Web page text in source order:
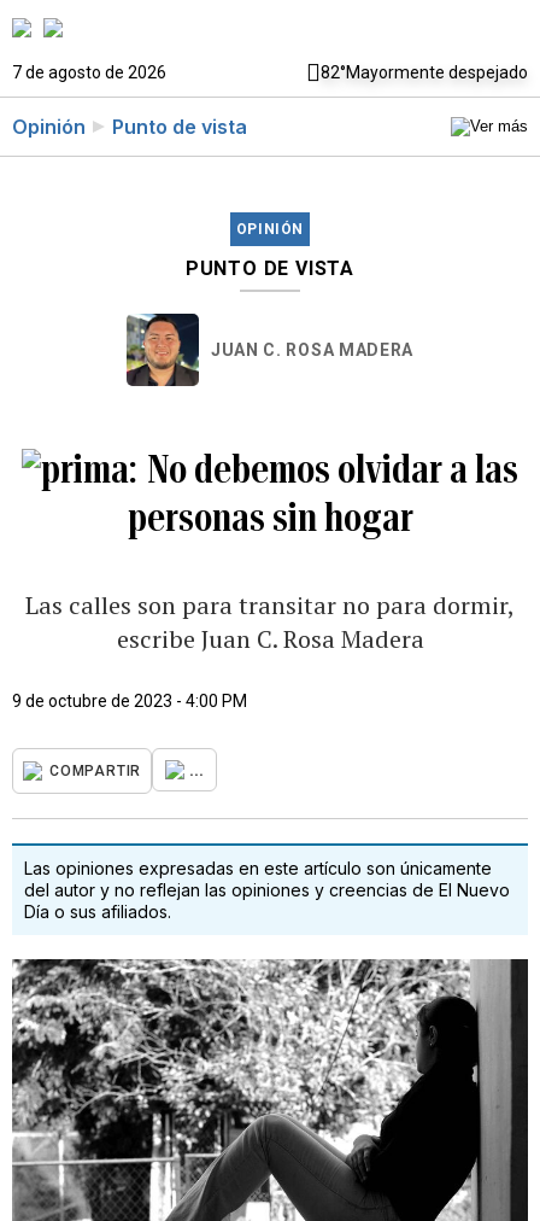
7 de agosto de 2026 82°Mayormente despejado
Opinión Punto de vista
OPINIÓN
PUNTO DE VISTA
JUAN C. ROSA MADERA
No debemos olvidar a las
personas sin hogar
Las calles son para transitar no para dormir,
escribe Juan C. Rosa Madera
9 de octubre de 2023 - 4:00 PM
COMPARTIR ...
Las opiniones expresadas en este artículo son únicamente
del autor y no reflejan las opiniones y creencias de El Nuevo
Día o sus afiliados.